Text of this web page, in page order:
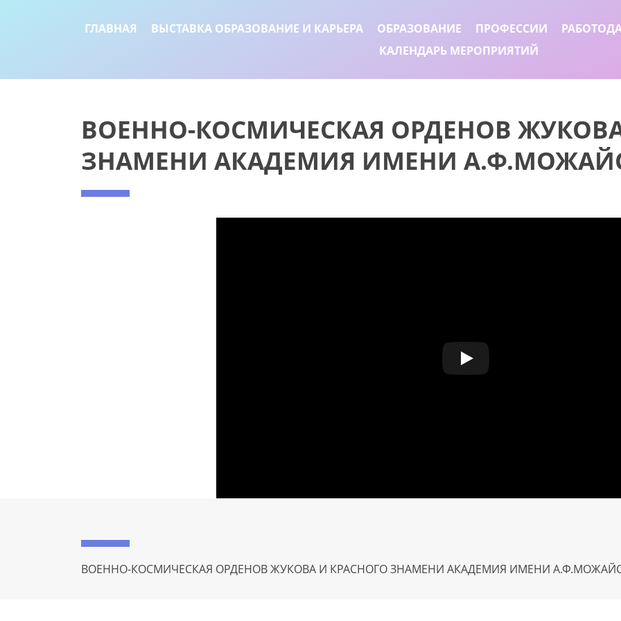
ГЛАВНАЯ ВЫСТАВКА ОБРАЗОВАНИЕ И КАРЬЕРА ОБРАЗОВАНИЕ ПРОФЕССИИ
КАЛЕНДАРЬ МЕРОПРИЯТИЙ
ВОЕННО-КОСМИЧЕСКАЯ ОРДЕНОВ
ЗНАМЕНИ АКАДЕМИЯ ИМЕНИ
ВОЕННО-КОСМИЧЕСКАЯ ОРДЕНОВ ЖУКОВА И КРАСНОГО ЗНАМЕНИ АКАДЕМИЯ ИМЕНИ